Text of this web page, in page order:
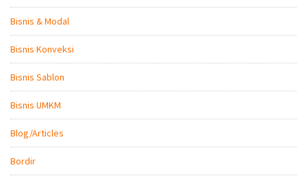
Bisnis & Modal
Bisnis Konveksi
Bisnis Sablon
Bisnis UMKM
Blog/Articles
Bordir